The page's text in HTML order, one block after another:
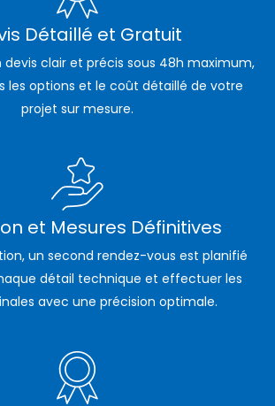
Détaillé et Gratuit
devis clair et précis sous 48h maximum,
les options et le coût détaillé de votre
projet sur mesure.
et Mesures Définitives
un second rendez-vous est planifié
détail technique et effectuer les
avec une précision optimale.